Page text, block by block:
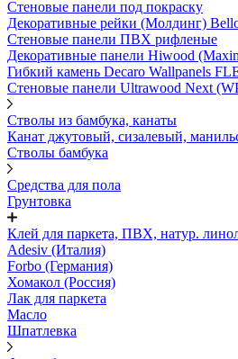
Стеновые панели под покраску
Декоративные рейки (Молдинг)
Стеновые панели ПВХ рифленыe
Декоративные панели Hiwood
Гибкий камень Decaro Wallpanels
Стеновые панели Ultrawood Next
Стволы из бамбука, канаты
Канат джутовый, сизалевый,
Стволы бамбука
Средства для пола
Грунтовка
Клей для паркета, ПВХ, натур.
Adesiv (Италия)
Forbo (Германия)
Хомакол (Россия)
Лак для паркета
Масло
Шпатлевка